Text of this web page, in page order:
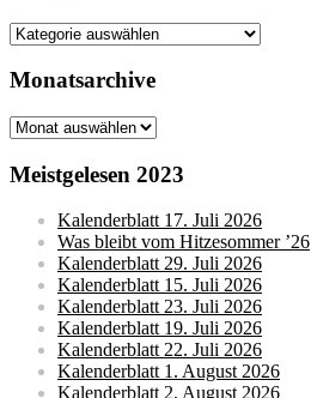
Kategorien
Monatsarchive
Monatsarchive
Meistgelesen 2023
Kalenderblatt 17. Juli 2026
Was bleibt vom Hitzesommer ’26
Kalenderblatt 29. Juli 2026
Kalenderblatt 15. Juli 2026
Kalenderblatt 23. Juli 2026
Kalenderblatt 19. Juli 2026
Kalenderblatt 22. Juli 2026
Kalenderblatt 1. August 2026
Kalenderblatt 2. August 2026